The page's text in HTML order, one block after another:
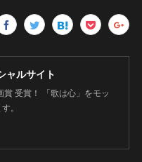
ルサイト
賞 受賞！ 「歌は心」をモッ
。